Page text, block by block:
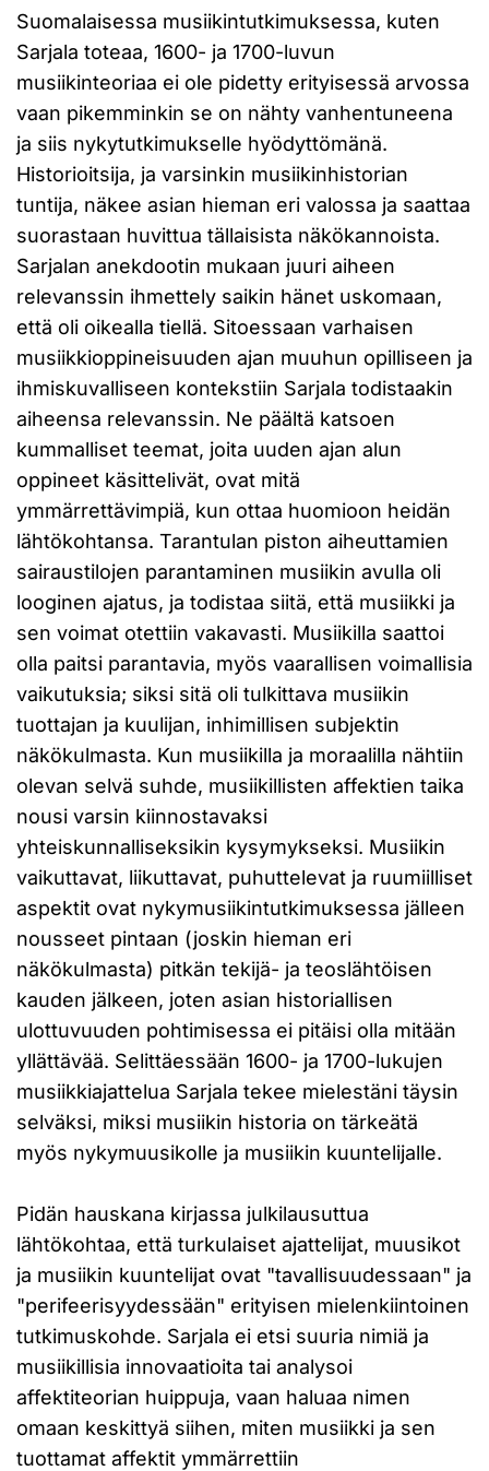
Suomalaisessa musiikintutkimuksessa, kuten
Sarjala toteaa, 1600- ja 1700-luvun
musiikinteoriaa ei ole pidetty erityisessä arvossa
vaan pikemminkin se on nähty vanhentuneena
ja siis nykytutkimukselle hyödyttömänä.
Historioitsija, ja varsinkin musiikinhistorian
tuntija, näkee asian hieman eri valossa ja saattaa
suorastaan huvittua tällaisista näkökannoista.
Sarjalan anekdootin mukaan juuri aiheen
relevanssin ihmettely saikin hänet uskomaan,
että oli oikealla tiellä. Sitoessaan varhaisen
musiikkioppineisuuden ajan muuhun opilliseen ja
ihmiskuvalliseen kontekstiin Sarjala todistaakin
aiheensa relevanssin. Ne päältä katsoen
kummalliset teemat, joita uuden ajan alun
oppineet käsittelivät, ovat mitä
ymmärrettävimpiä, kun ottaa huomioon heidän
lähtökohtansa. Tarantulan piston aiheuttamien
sairaustilojen parantaminen musiikin avulla oli
looginen ajatus, ja todistaa siitä, että musiikki ja
sen voimat otettiin vakavasti. Musiikilla saattoi
olla paitsi parantavia, myös vaarallisen voimallisia
vaikutuksia; siksi sitä oli tulkittava musiikin
tuottajan ja kuulijan, inhimillisen subjektin
näkökulmasta. Kun musiikilla ja moraalilla nähtiin
olevan selvä suhde, musiikillisten affektien taika
nousi varsin kiinnostavaksi
yhteiskunnalliseksikin kysymykseksi. Musiikin
vaikuttavat, liikuttavat, puhuttelevat ja ruumiilliset
aspektit ovat nykymusiikintutkimuksessa jälleen
nousseet pintaan (joskin hieman eri
näkökulmasta) pitkän tekijä- ja teoslähtöisen
kauden jälkeen, joten asian historiallisen
ulottuvuuden pohtimisessa ei pitäisi olla mitään
yllättävää. Selittäessään 1600- ja 1700-lukujen
musiikkiajattelua Sarjala tekee mielestäni täysin
selväksi, miksi musiikin historia on tärkeätä
myös nykymuusikolle ja musiikin kuuntelijalle.
Pidän hauskana kirjassa julkilausuttua
lähtökohtaa, että turkulaiset ajattelijat, muusikot
ja musiikin kuuntelijat ovat "tavallisuudessaan" ja
"perifeerisyydessään" erityisen mielenkiintoinen
tutkimuskohde. Sarjala ei etsi suuria nimiä ja
musiikillisia innovaatioita tai analysoi
affektiteorian huippuja, vaan haluaa nimen
omaan keskittyä siihen, miten musiikki ja sen
tuottamat affektit ymmärrettiin